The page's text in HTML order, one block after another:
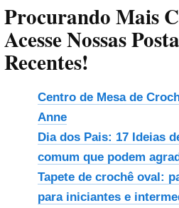
Procurando Mais
Acesse Nossas
Recentes!
Centro de Mesa de
Anne
Dia dos Pais: 17 Ideias
comum que podem
Tapete de crochê oval:
para iniciantes e